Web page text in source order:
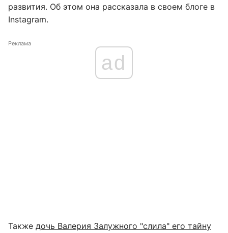
развития. Об этом она рассказала в своем блоге в
Instagram.
Реклама
ad
Также дочь Валерия Залужного "слила" его тайну